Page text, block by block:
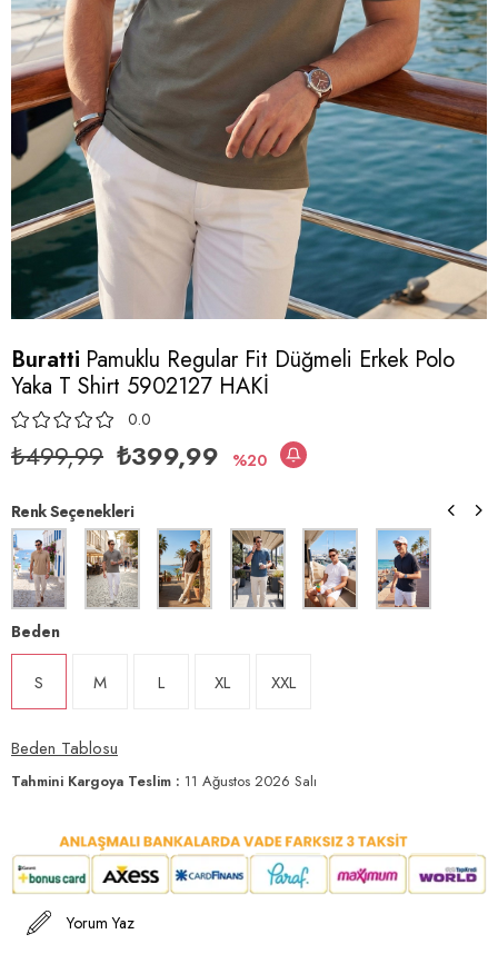
Buratti Pamuklu Regular Fit Düğmeli Erkek Polo
Yaka T Shirt 5902127 HAKİ
0.0
₺499,99 ₺399,99 20
Renk Seçenekleri
Beden
S M L XL XXL
Beden Tablosu
Tahmini Kargoya Teslim : 11 Ağustos 2026 Salı
Yorum Yaz